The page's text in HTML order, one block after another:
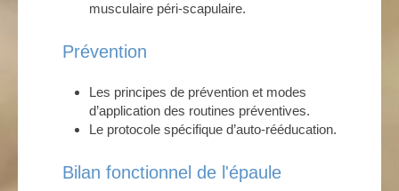
musculaire péri-scapulaire.
Prévention
Les principes de prévention et modes
d’application des routines préventives.
Le protocole spécifique d’auto-rééducation.
Bilan fonctionnel de l'épaule